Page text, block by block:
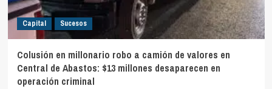
Capital Sucesos
Colusión en millonario robo a camión de valores en
Central de Abastos: $13 millones desaparecen en
operación criminal